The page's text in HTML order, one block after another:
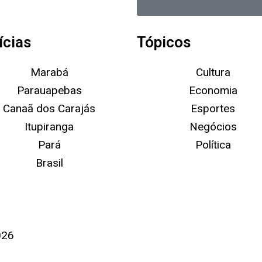
Privacidade
Marabá
Parauapebas
Canaã dos Carajás
Itupiranga
Pará
Brasil
Tópicos
Cultura
Economia
Esportes
Negócios
Política